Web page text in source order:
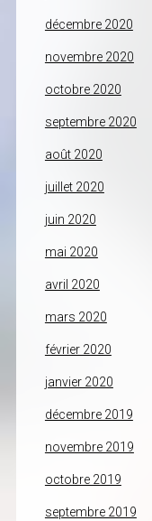
décembre 2020
novembre 2020
octobre 2020
septembre 2020
août 2020
juillet 2020
juin 2020
mai 2020
avril 2020
mars 2020
février 2020
janvier 2020
décembre 2019
novembre 2019
octobre 2019
septembre 2019